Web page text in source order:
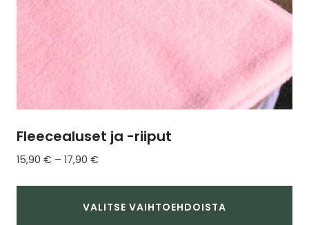
Fleecealuset ja -riiput
15,90 € – 17,90 €Hintaluokka:
-
17,90 €
VALITSE VAIHTOEHDOISTA